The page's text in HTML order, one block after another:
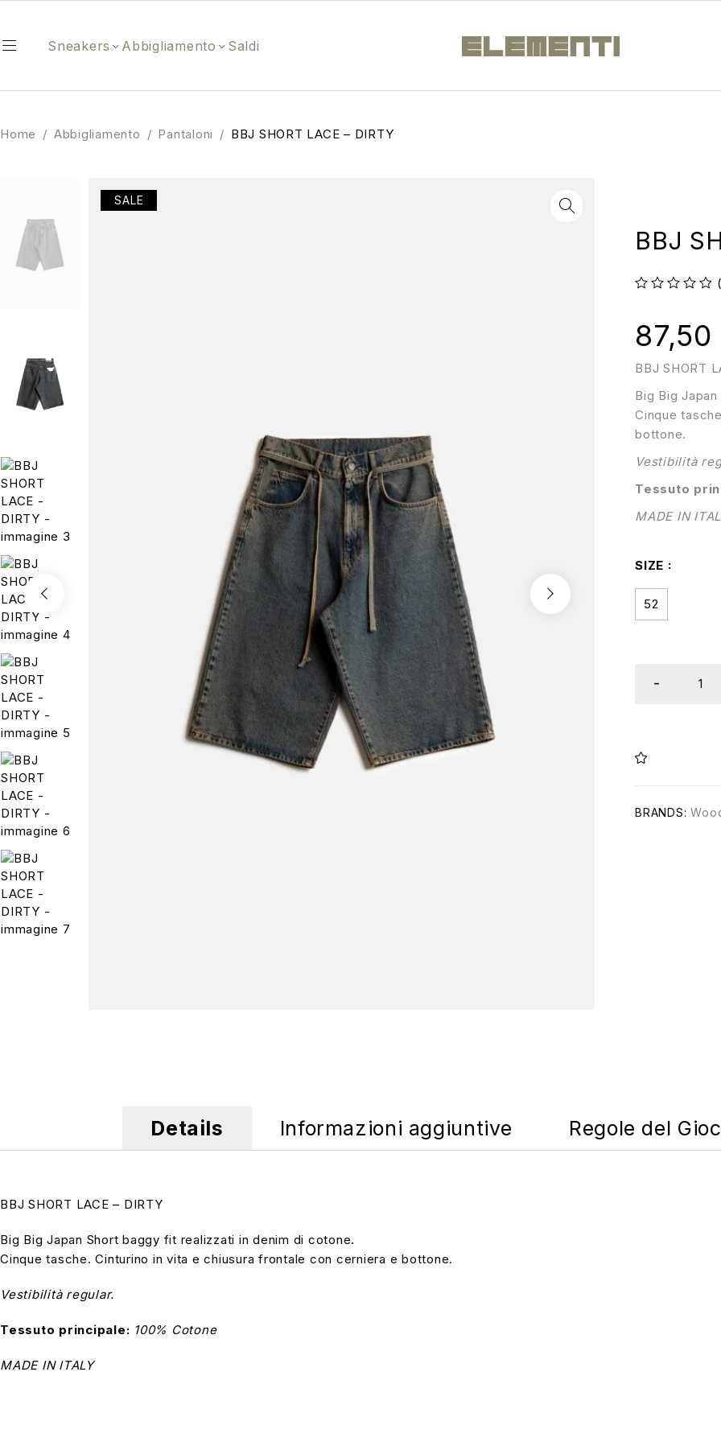
Sneakers Abbigliamento Saldi
Home / Abbigliamento / Pantaloni / BBJ SHORT LACE – DIRTY
SALE
BBJ
BBJ SHORT
Big Big
Cinque
bottone.
Vestibilità
Tessuto
MADE IN
87,50
SIZE
52
BRANDS:
Details Informazioni aggiuntive Regole del
BBJ SHORT LACE – DIRTY
Big Big Japan Short baggy fit realizzati in denim di cotone.
Cinque tasche. Cinturino in vita e chiusura frontale con cerniera e bottone.
Vestibilità regular.
Tessuto principale: 100% Cotone
MADE IN ITALY